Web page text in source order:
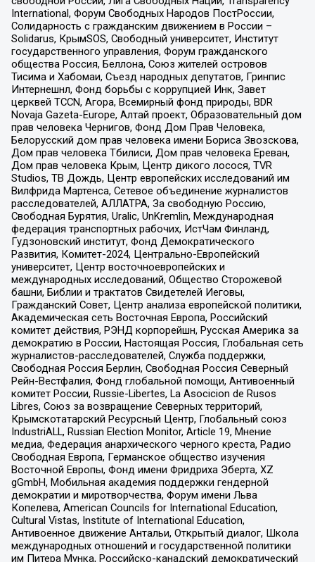
International, Форум Свободных Народов ПостРоссии,
Солидарность с гражданским движением в России –
Solidarus, КрымSOS, Свободный университет, Институт
государственного управления, Форум гражданского
общества Россия, Беллона, Союз жителей островов
Тисима и Хабомаи, Съезд народных депутатов, Гринпис
Интернешнл, Фонд борьбы с коррупцией Инк, Завет
церквей TCCN, Агора, Всемирный фонд природы, BDR
Novaja Gazeta-Europe, Алтай проект, Образовательный дом
прав человека Чернигов, Фонд Дом Прав Человека,
Белорусский дом прав человека имени Бориса Звозскова,
Дом прав человека Тбилиси, Дом прав человека Ереван,
Дом прав человека Крым, Центр дикого лосося, TVR
Studios, ТВ Дождь, Центр европейских исследований им
Вилфрида Мартенса, Сетевое объединение журналистов
расследователей, АЛЛАТРА, За свободную Россию,
Свободная Бурятия, Uralic, UnKremlin, Международная
федерация транспортных рабочих, ИстЧам Финланд,
Гудзоновский институт, Фонд Демократического
Развития, Комитет-2024, Центрально-Европейский
университет, Центр восточноевропейских и
международных исследований, Общество Сторожевой
башни, Библии и трактатов Свидетелей Иеговы,
Гражданский Совет, Центр анализа европейской политики,
Академическая сеть Восточная Европа, Российский
комитет действия, РЭНД корпорейшн, Русская Америка за
демократию в России, Настоящая Россия, Глобальная сеть
журналистов-расследователей, Служба поддержки,
Свободная Россия Берлин, Свободная Россия Северный
Рейн-Вестфалия, Фонд глобальной помощи, Антивоенный
комитет России, Russie-Libertes, La Asocicion de Rusos
Libres, Союз за возвращение Северных территорий,
Крымскотатарский Ресурсный Центр, Глобальный союз
IndustriALL, Russian Election Monitor, Article 19, Мнение
медиа, Федерация анархического черного креста, Радио
Свободная Европа, Германское общество изучения
Восточной Европы, Фонд имени Фридриха Эберта, XZ
gGmbH, Мобильная академия поддержки гендерной
демократии и миротворчества, Форум имени Льва
Копелева, American Councils for International Education,
Cultural Vistas, Institute of International Education,
Антивоенное движение Антальи, Открытый диалог, Школа
международных отношений и государственной политики
им Питера Мунка, Российско-канадский демократический